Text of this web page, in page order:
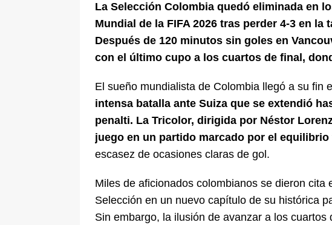
La Selección Colombia quedó eliminada en
Mundial de la FIFA 2026 tras perder 4-3 en la
Después de 120 minutos sin goles en
con el último cupo a los cuartos de final,
El sueño mundialista de Colombia llegó a su fin
intensa batalla ante Suiza que se extendió
penalti. La Tricolor, dirigida por Néstor
juego en un partido marcado por el
escasez de ocasiones claras de gol.
Miles de aficionados colombianos se dieron cita
Selección en un nuevo capítulo de su histórica
Sin embargo, la ilusión de avanzar a los